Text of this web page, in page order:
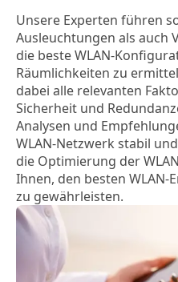
Unsere Experten führen
Ausleuchtungen als auch
die beste WLAN-
Räumlichkeiten zu
dabei alle relevanten
Sicherheit und
Analysen und
WLAN-Netzwerk stabil
die Optimierung der
Ihnen, den besten WLAN-
zu gewährleisten.